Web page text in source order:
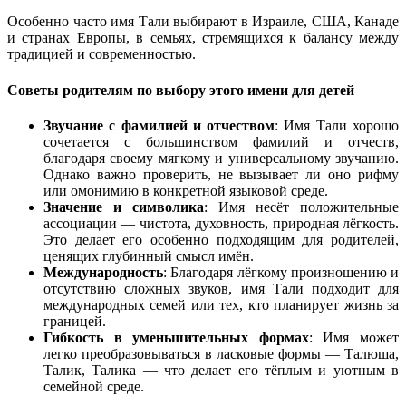
Особенно часто имя Тали выбирают в Израиле, США, Канаде
и странах Европы, в семьях, стремящихся к балансу между
традицией и современностью.
Советы родителям по выбору этого имени для детей
Звучание с фамилией и отчеством: Имя Тали хорошо
сочетается с большинством фамилий и отчеств,
благодаря своему мягкому и универсальному звучанию.
Однако важно проверить, не вызывает ли оно рифму
или омонимию в конкретной языковой среде.
Значение и символика: Имя несёт положительные
ассоциации — чистота, духовность, природная лёгкость.
Это делает его особенно подходящим для родителей,
ценящих глубинный смысл имён.
Международность: Благодаря лёгкому произношению и
отсутствию сложных звуков, имя Тали подходит для
международных семей или тех, кто планирует жизнь за
границей.
Гибкость в уменьшительных формах: Имя может
легко преобразовываться в ласковые формы — Талюша,
Талик, Талика — что делает его тёплым и уютным в
семейной среде.